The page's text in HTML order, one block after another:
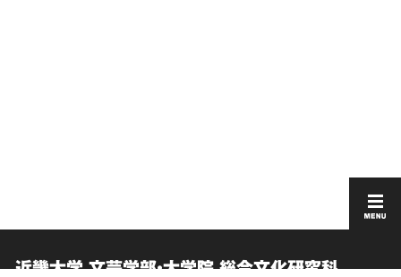
近畿大学 文芸学部・大学院 総合文化研究科